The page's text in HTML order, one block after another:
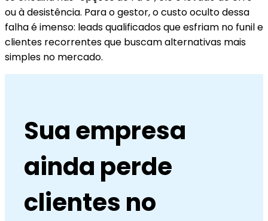
ou à desistência. Para o gestor, o custo oculto dessa
falha é imenso: leads qualificados que esfriam no funil e
clientes recorrentes que buscam alternativas mais
simples no mercado.
Sua empresa
ainda perde
clientes no